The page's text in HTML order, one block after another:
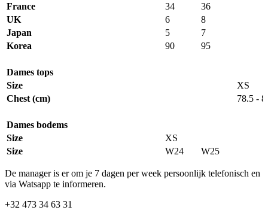
France
34
36
UK
6
8
Japan
5
7
Korea
90 95
Dames tops
Size
XS
Chest (cm)
78.5 -
Dames bodems
Size
XS
Size
W24 W25
De manager is er om je 7 dagen per week persoonlijk telefonisch en
via Watsapp te informeren.
+32 473 34 63 31